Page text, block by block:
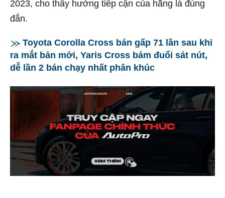
2023, cho thấy hướng tiếp cận của hãng là đúng
đắn.
Toyota Corolla Cross bán gấp 71 lần sau khi
ra mắt bản mới, Yaris Cross bám đuổi sát nút,
dễ lần 2 bán chạy nhất phân khúc